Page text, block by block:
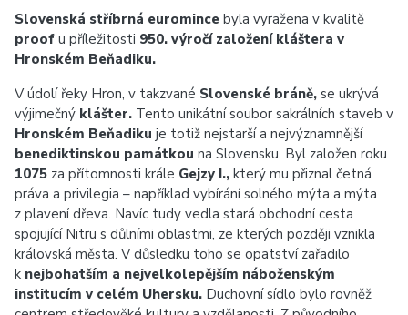
Slovenská stříbrná euromince byla vyražena v kvalitě
proof u příležitosti 950. výročí založení kláštera v
Hronském Beňadiku.
V údolí řeky Hron, v takzvané Slovenské bráně, se ukrývá
výjimečný klášter. Tento unikátní soubor sakrálních staveb v
Hronském Beňadiku je totiž nejstarší a nejvýznamnější
benediktinskou památkou na Slovensku. Byl založen roku
1075 za přítomnosti krále Gejzy I., který mu přiznal četná
práva a privilegia – například vybírání solného mýta a mýta
z plavení dřeva. Navíc tudy vedla stará obchodní cesta
spojující Nitru s důlními oblastmi, ze kterých později vznikla
královská města. V důsledku toho se opatství zařadilo
k nejbohatším a nejvelkolepějším náboženským
institucím v celém Uhersku. Duchovní sídlo bylo rovněž